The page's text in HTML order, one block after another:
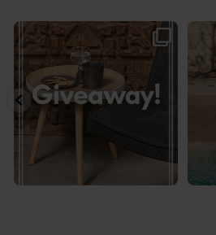
☀️ Sommerens favorit til terrassen ☀️⁠
...
0